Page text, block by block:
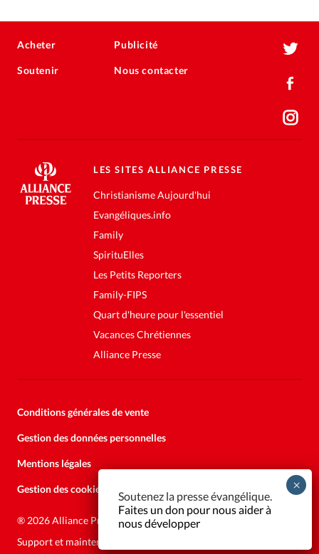
Acheter
Soutenir
Publicité
Nous contacter
LES SITES ALLIANCE PRESSE
Christianisme Aujourd'hui
Evangéliques.info
Family
SpirituElles
Les Petits Reporters
Family-FIPS
Quart d'heure pour l'essentiel
Vacances Chrétiennes
Alliance Presse
Conditions générales de vente
Gestion des données personnelles
Mentions légales
Gestion des cookies
® 2026 Alliance Presse
Support et maintenance:
Soutenez la presse évangélique.
Faites un don pour nous aider à
nous développer